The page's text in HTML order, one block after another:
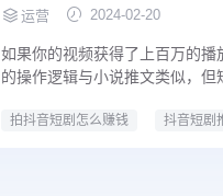
运营 2024-02-20
如果你的视频获得了上百万的
的操作逻辑与小说推文类似，但
拍抖音短剧怎么赚钱 抖音短剧